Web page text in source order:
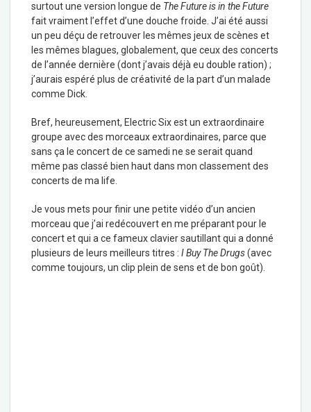
surtout une version longue de The Future is in the Future
fait vraiment l’effet d’une douche froide. J’ai été aussi
un peu déçu de retrouver les mêmes jeux de scènes et
les mêmes blagues, globalement, que ceux des concerts
de l’année dernière (dont j’avais déjà eu double ration) ;
j’aurais espéré plus de créativité de la part d’un malade
comme Dick.
Bref, heureusement, Electric Six est un extraordinaire
groupe avec des morceaux extraordinaires, parce que
sans ça le concert de ce samedi ne se serait quand
même pas classé bien haut dans mon classement des
concerts de ma life.
Je vous mets pour finir une petite vidéo d’un ancien
morceau que j’ai redécouvert en me préparant pour le
concert et qui a ce fameux clavier sautillant qui a donné
plusieurs de leurs meilleurs titres : I Buy The Drugs(avec
comme toujours, un clip plein de sens et de bon goût).